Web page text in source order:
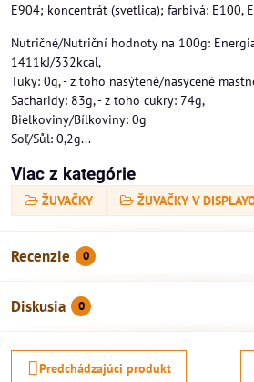
E904; koncentrát (svetlica); farbivá: E100,
Nutričné/Nutriční ​​hodnoty na 100g:
1411kJ/332kcal,
Tuky: 0g, - z toho nasýtené/nasycené
Sacharidy: 83g, - z toho cukry: 74g,
Bielkoviny/Bílkoviny: 0g
Soľ/Sůl: 0,2g...
Viac z kategórie
ŽUVAČKY ŽUVAČKY V
Recenzie 0
Diskusia 0
Predchádzajúci produkt